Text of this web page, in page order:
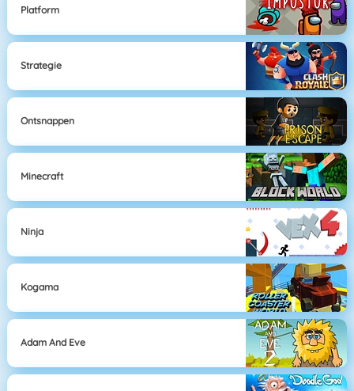
Platform
Strategie
Ontsnappen
Minecraft
Ninja
Kogama
Adam And Eve